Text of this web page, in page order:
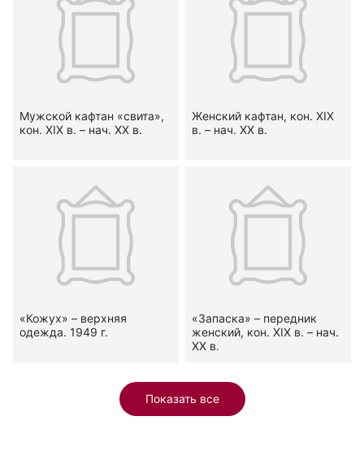
начало XXI в.
Мужской кафтан «свита»,
кон. XIX в. – нач. XX в.
Женский кафтан, кон. XIX
в. – нач. XX в.
«Кожух» – верхняя
одежда. 1949 г.
«Запаска» – передник
женский, кон. XIX в. – нач.
XX в.
Показать все